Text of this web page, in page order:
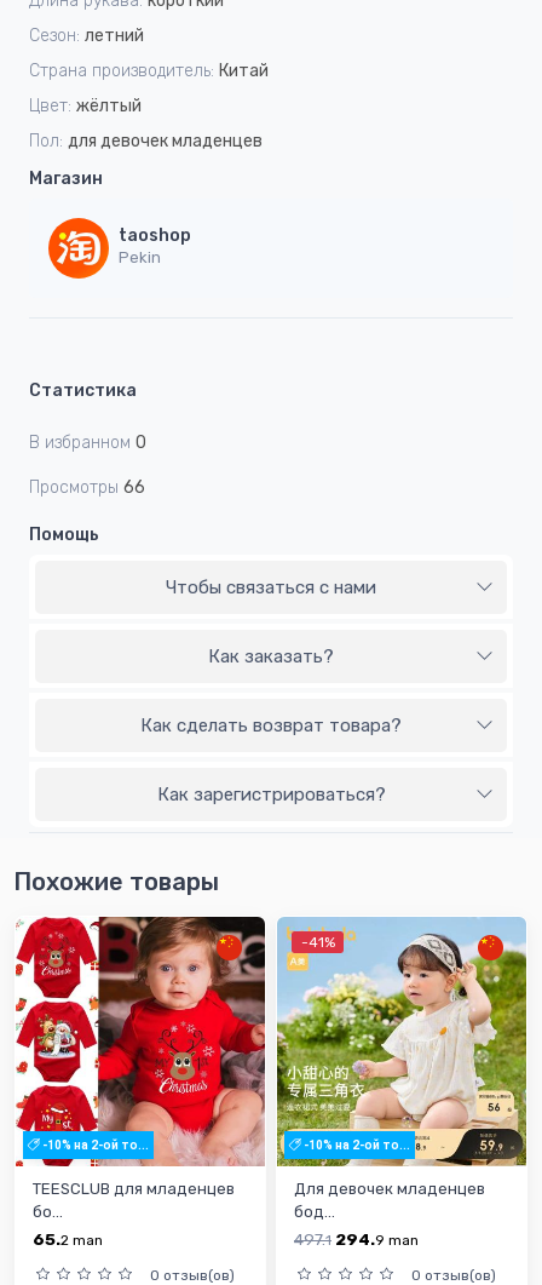
Сезон: летний
Страна производитель: Китай
Цвет: жёлтый
Пол: для девочек младенцев
Магазин
taoshop
Pekin
Статистика
В избранном 0
Просмотры 66
Помощь
Чтобы связаться с нами
Как заказать?
Как сделать возврат товара?
Как зарегистрироваться?
Похожие товары
-10% на 2-ой то...
TEESCLUB для младенцев
бо...
65.2 man
0 отзыв(ов)
-41%
-10% на 2-ой то...
Для девочек младенцев
бод...
497.1 294.9 man
0 отзыв(ов)